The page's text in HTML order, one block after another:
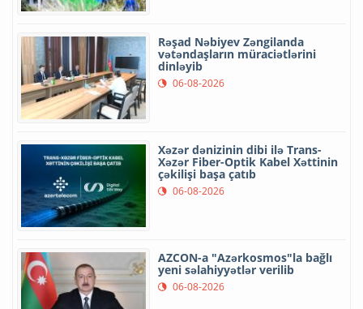
Rəşad Nəbiyev Zəngilanda
vətəndaşların müraciətlərini
dinləyib
06-08-2026
Xəzər dənizinin dibi ilə Trans-
Xəzər Fiber-Optik Kabel Xəttinin
çəkilişi başa çatıb
06-08-2026
AZCON-a "Azərkosmos"la bağlı
yeni səlahiyyətlər verilib
06-08-2026